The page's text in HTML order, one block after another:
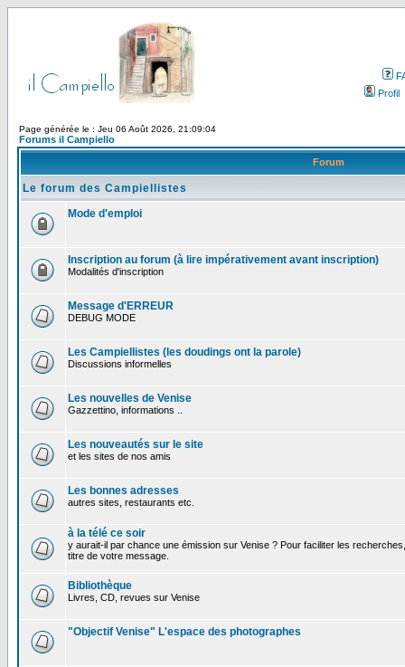
Profil
Page générée le : Jeu 06 Août 2026, 21:09:04
Forums il Campiello
Forum
Le forum des Campiellistes
Mode d'emploi
Inscription au forum (à lire impérativement avant inscription)
Modalités d'inscription
Message d'ERREUR
DEBUG MODE
Les Campiellistes (les doudings ont la parole)
Discussions informelles
Les nouvelles de Venise
Gazzettino, informations ..
Les nouveautés sur le site
et les sites de nos amis
Les bonnes adresses
autres sites, restaurants etc.
à la télé ce soir
y aurait-il par chance une émission sur Venise ? Pour faciliter les
titre de votre message.
Bibliothèque
Livres, CD, revues sur Venise
"Objectif Venise" L'espace des photographes